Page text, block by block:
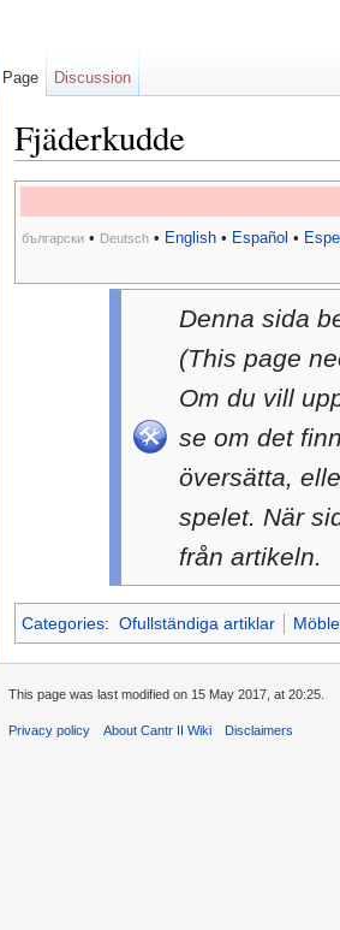
Fjäderkudde
български • Deutsch • English • Español •
Denna sida
(This page
Om du vill
se om det
översätta,
spelet. När
från artikeln.
Categories: Ofullständiga artiklar
Page Discussion
This page was last modified on 15 May 2017, at 20:25.
Privacy policy About Cantr II Wiki Disclaimers